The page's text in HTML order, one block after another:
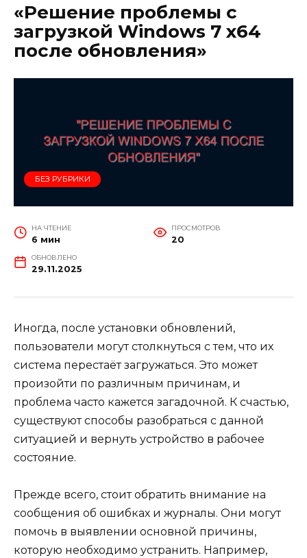
«Решение проблемы с
загрузкой Windows 7 x64
после обновления»
БЕЗ РУБРИКИ
НА ЧТЕНИЕ
6 мин
ПРОСМОТРОВ
20
ОБНОВЛЕНО
29.11.2025
Иногда, после установки обновлений,
пользователи могут столкнуться с тем, что их
система перестаёт загружаться. Это может
произойти по различным причинам, и
проблема часто кажется загадочной. К счастью,
существуют способы разобраться с данной
ситуацией и вернуть устройство в рабочее
состояние.
Прежде всего, стоит обратить внимание на
сообщения об ошибках и журналы. Они могут
помочь в выявлении основной причины,
которую необходимо устранить. Например,